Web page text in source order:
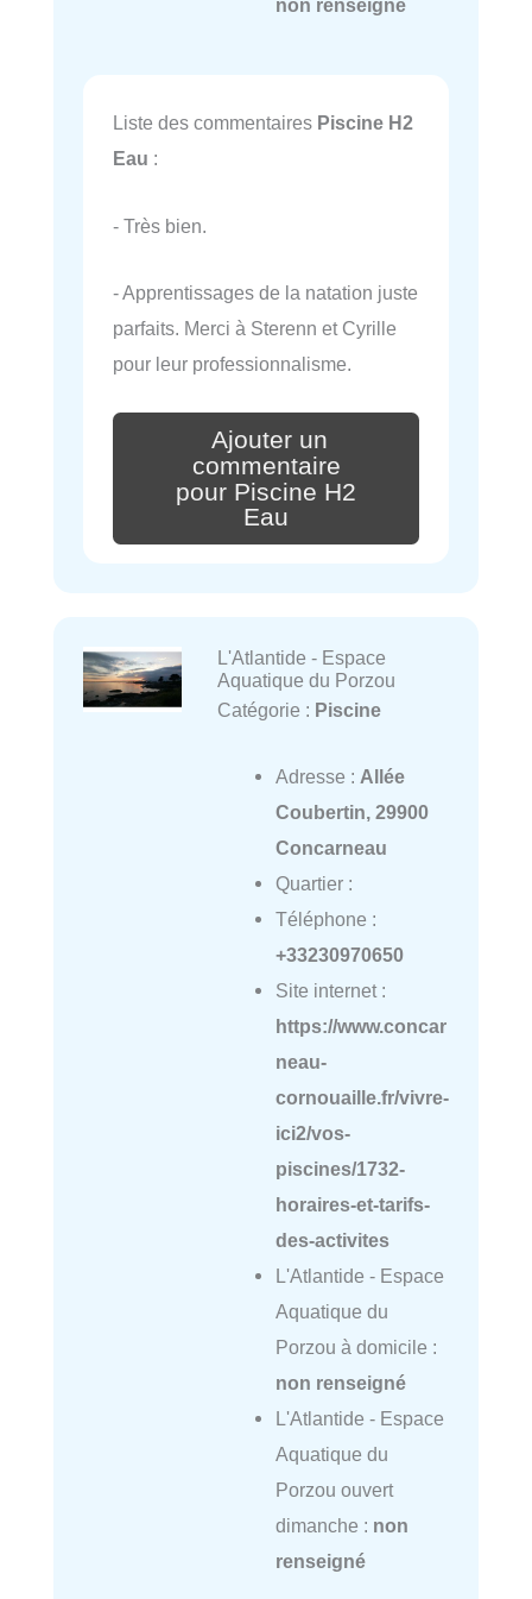
non renseigné
Liste des commentaires Piscine H2
Eau :
- Très bien.
- Apprentissages de la natation juste
parfaits. Merci à Sterenn et Cyrille
pour leur professionnalisme.
Ajouter un
commentaire
pour Piscine H2
Eau
L'Atlantide - Espace
Aquatique du Porzou
Catégorie : Piscine
Adresse : Allée
Coubertin, 29900
Concarneau
Quartier :
Téléphone :
+33230970650
Site internet :
https://www.concar
neau-
cornouaille.fr/vivre-
ici2/vos-
piscines/1732-
horaires-et-tarifs-
des-activites
L'Atlantide - Espace
Aquatique du
Porzou à domicile :
non renseigné
L'Atlantide - Espace
Aquatique du
Porzou ouvert
dimanche : non
renseigné